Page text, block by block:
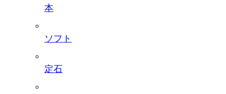
本
ソフト
定石